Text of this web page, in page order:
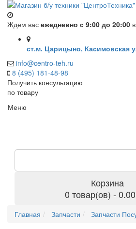
Ждем вас ежедневно с 9:00 до 20:00
ст.м. Царицыно, Касимовская
info@centro-teh.ru
8 (495) 181-48-98
Получить консультацию
по товару
Меню
Корзина
0 товар(ов) -
Главная Запчасти Запчасти